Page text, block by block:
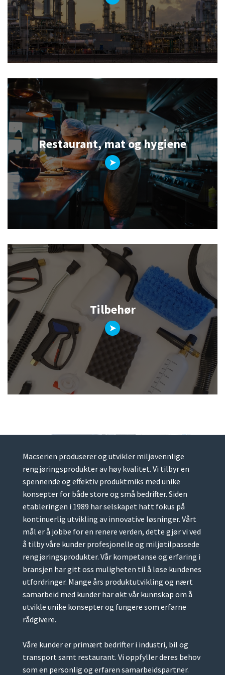
Restaurant, mat og hygiene
Tilbehør
Macserien produserer og utvikler miljøvennlige
rengjøringsprodukter av høy kvalitet. Vi tilbyr en
spennende og effektiv produktmiks med unike
konsepter for både store og små bedrifter. Siden
etableringen i 1989 har selskapet hatt fokus på
kontinuerlig utvikling av innovative løsninger. Vårt
mål er å jobbe for en renere verden, dette gjør vi ved
å tilby våre kunder profesjonelle og miljøtilpassede
rengjøringsprodukter. Vår kompetanse og erfaring i
bransjen har gitt oss muligheten til å løse kundenes
utfordringer. Mange års produktutvikling og nært
samarbeid med kunder har økt vår kunnskap om å
utvikle unike konsepter og fungere som erfarne
rådgivere.
Våre kunder er primært bedrifter i industri, bil og
transport samt restaurant. Vi oppfyller deres behov
som en personlig og erfaren samarbeidspartner.